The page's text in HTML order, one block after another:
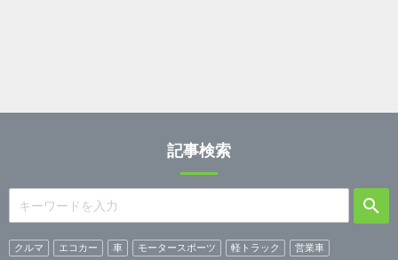
記事検索
クルマ エコカー 車 モータースポーツ 軽トラック
営業車